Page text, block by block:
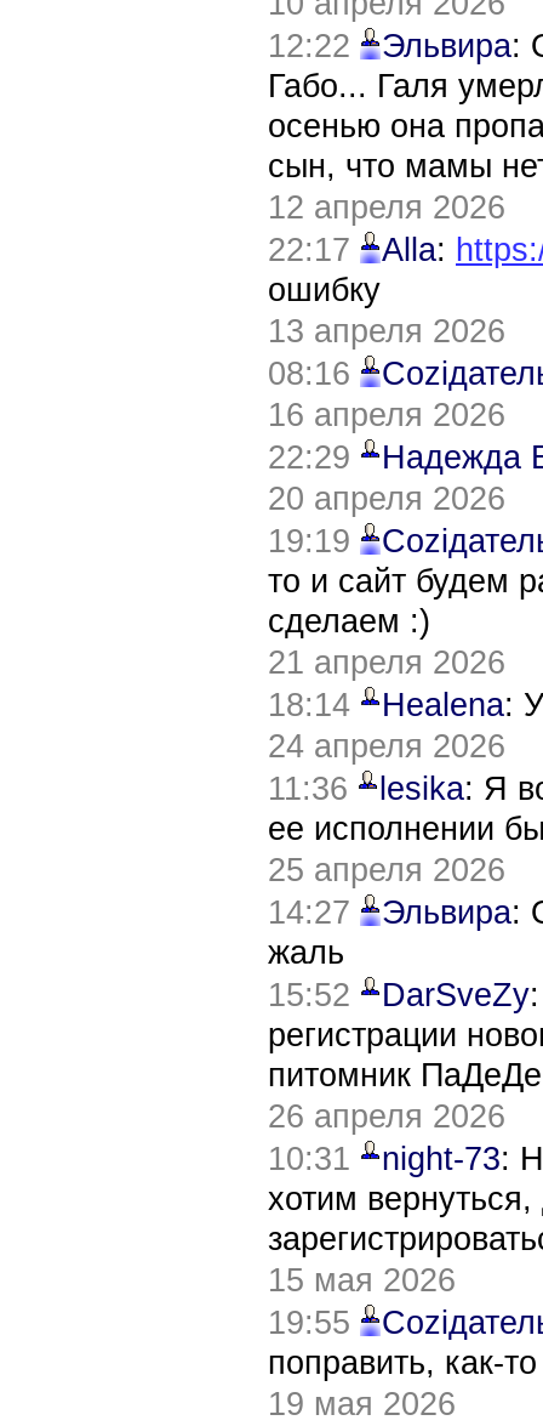
12:22
Эльвира:
Габо... Галя
осенью она
сын, что мамы
12 апреля 2026
22:17
Alla:
ошибку
13 апреля 2026
08:16
16 апреля 2026
22:29
Надежда
20 апреля 2026
19:19
то и сайт будем
сделаем :)
21 апреля 2026
18:14
Healena:
24 апреля 2026
11:36
lesika: Я
ее исполнении
25 апреля 2026
14:27
Эльвира:
жаль
15:52
DarSveZy
регистрации
питомник
26 апреля 2026
10:31
night-73:
хотим
15 мая 2026
19:55
поправить, как-
19 мая 2026